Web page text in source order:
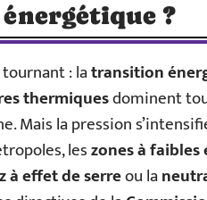
?
: latransition
thermiquesdominent
Mais la pression
leszones à faibles
à effet de serreou la